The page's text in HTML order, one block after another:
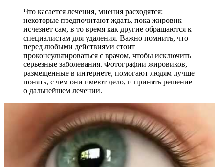
Что касается лечения, мнения расходятся:
некоторые предпочитают ждать, пока жировик
исчезнет сам, в то время как другие обращаются к
специалистам для удаления. Важно помнить, что
перед любыми действиями стоит
проконсультироваться с врачом, чтобы исключить
серьезные заболевания. Фотографии жировиков,
размещенные в интернете, помогают людям лучше
понять, с чем они имеют дело, и принять решение
о дальнейшем лечении.